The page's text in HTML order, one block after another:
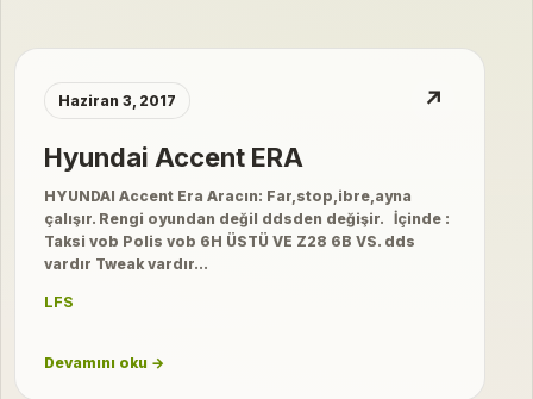
Hakkımda
Blog
Haziran 3, 2017 ↗
Hyundai Accent ERA
HYUNDAI Accent Era Aracın: Far,stop,ibre,ayna
çalışır. Rengi oyundan değil ddsden değişir. İçinde :
Taksi vob Polis vob 6H ÜSTÜ VE Z28 6B VS. dds
vardır Tweak vardır…
LFS
Devamını oku →